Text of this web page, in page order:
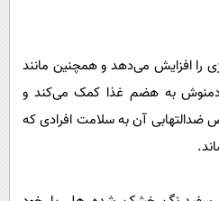
را افزایش می‌دهد و همچنین مانند
به هضم غذا کمک می‌کند و
آن به سلامت افرادی که